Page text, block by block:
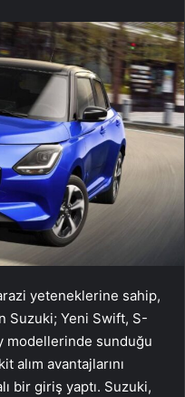
yeteneklerine sahip,
Suzuki; Yeni Swift, S-
modellerinde sunduğu
alım avantajlarını
bir giriş yaptı. Suzuki,